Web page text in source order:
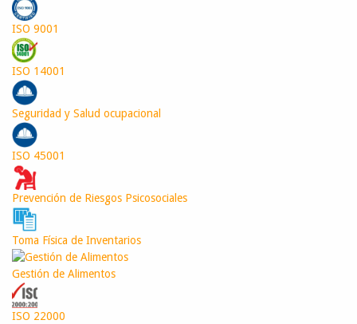
ISO 9001
ISO 14001
Seguridad y Salud ocupacional
ISO 45001
Prevención de Riesgos Psicosociales
Toma Física de Inventarios
Gestión de Alimentos
ISO 22000